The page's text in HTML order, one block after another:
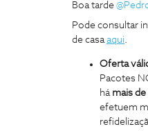
Boa tarde
Pode consultar
de casaaqui.
Oferta
Pacotes
há mais
efetuem